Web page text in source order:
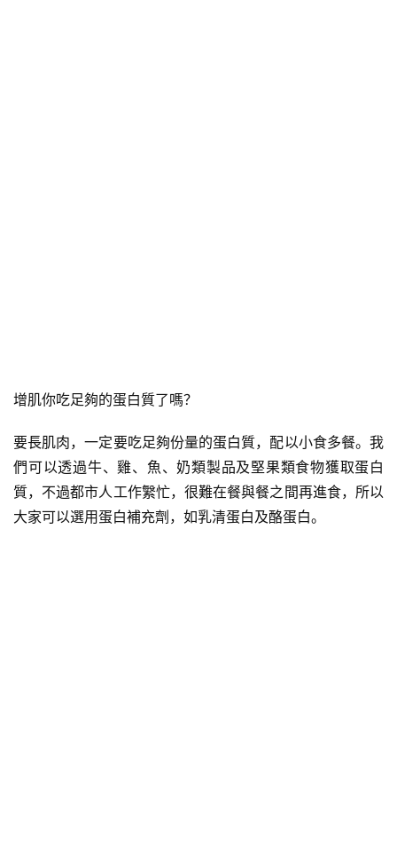
增肌你吃足夠的蛋白質了嗎？
要長肌肉，一定要吃足夠份量的蛋白質，配以小食多餐。我
們可以透過牛、雞、魚、奶類製品及堅果類食物獲取蛋白
質，不過都市人工作䌓忙，很難在餐與餐之間再進食，所以
大家可以選用蛋白補充劑，如乳清蛋白及酪蛋白。